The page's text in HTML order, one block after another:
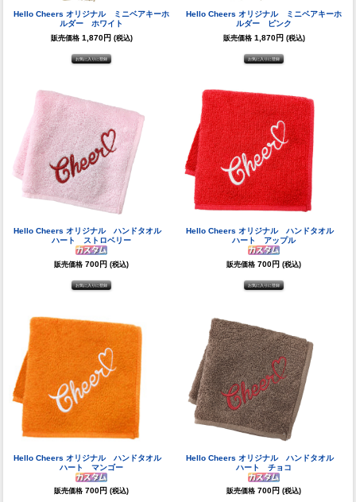
Hello Cheers オリジナル ミニベアキーホ
ルダー ホワイト
販売価格 1,870円 (税込)
Hello Cheers オリジナル ミニベアキーホ
ルダー ピンク
販売価格 1,870円 (税込)
Hello Cheers オリジナル ハンドタオル
ハート ストロベリー
販売価格 700円 (税込)
Hello Cheers オリジナル ハンドタオル
ハート アップル
販売価格 700円 (税込)
Hello Cheers オリジナル ハンドタオル
ハート マンゴー
販売価格 700円 (税込)
Hello Cheers オリジナル ハンドタオル
ハート チョコ
販売価格 700円 (税込)